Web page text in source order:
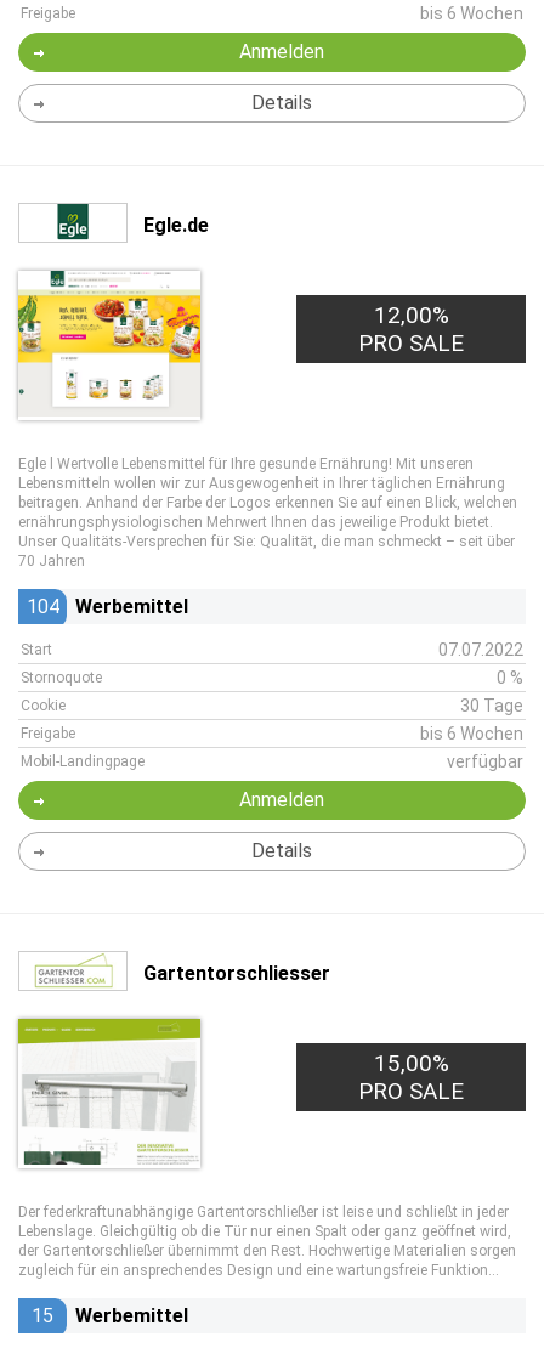
Freigabe bis 6 Wochen
Anmelden
Details
Egle.de
12,00%
PRO SALE
Egle l Wertvolle Lebensmittel für Ihre gesunde Ernährung! Mit unseren
Lebensmitteln wollen wir zur Ausgewogenheit in Ihrer täglichen Ernährung
beitragen. Anhand der Farbe der Logos erkennen Sie auf einen Blick, welchen
ernährungsphysiologischen Mehrwert Ihnen das jeweilige Produkt bietet.
Unser Qualitäts-Versprechen für Sie: Qualität, die man schmeckt – seit über
70 Jahren
104 Werbemittel
Start 07.07.2022
Stornoquote 0 %
Cookie 30 Tage
Freigabe bis 6 Wochen
Mobil-Landingpage verfügbar
Anmelden
Details
Gartentorschliesser
15,00%
PRO SALE
Der federkraftunabhängige Gartentorschließer ist leise und schließt in jeder
Lebenslage. Gleichgültig ob die Tür nur einen Spalt oder ganz geöffnet wird,
der Gartentorschließer übernimmt den Rest. Hochwertige Materialien sorgen
zugleich für ein ansprechendes Design und eine wartungsfreie Funktion...
15 Werbemittel